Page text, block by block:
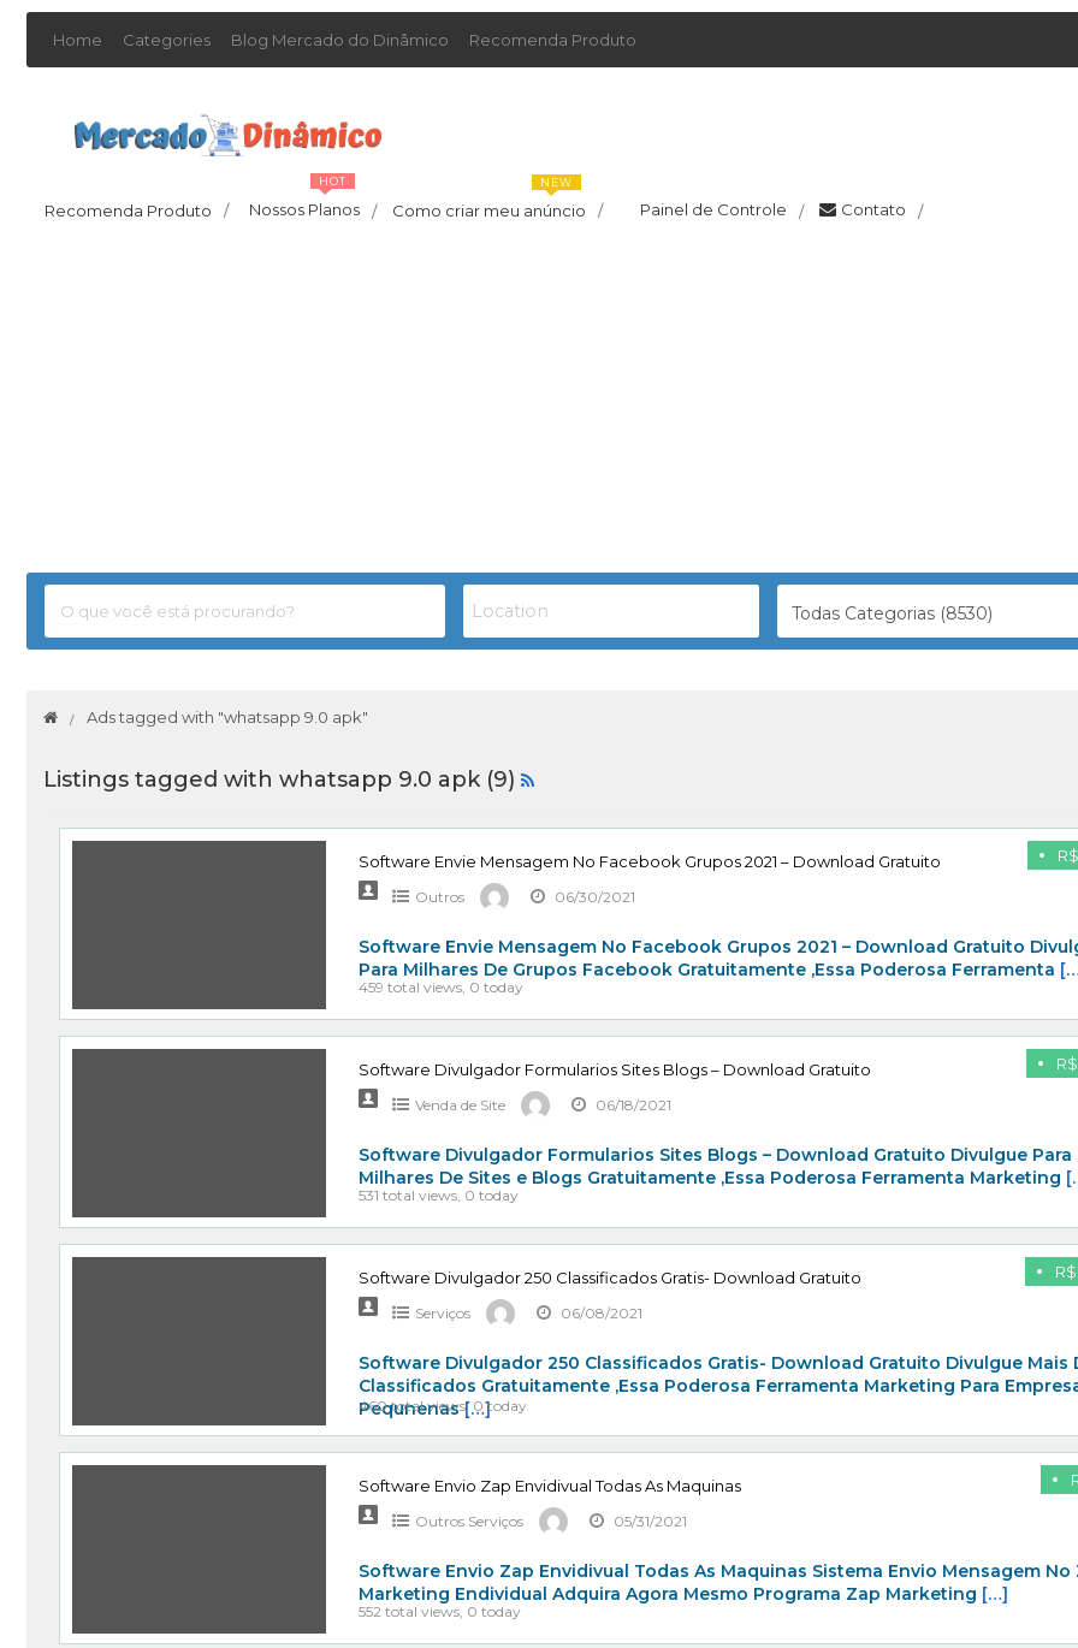
Home Categories Blog Mercado do Dinâmico Recomenda Produto
Recomenda Produto / Nossos Planos /
HOT
Como criar meu anúncio /
NEW
Painel de Controle / Contato /
Todas Categorias (8530)
Ads tagged with "whatsapp 9.0 apk"
Listings tagged with whatsapp 9.0 apk (9)
Software Envie Mensagem No Facebook Grupos 2021 – Download Gratuito
Outros 06/30/2021
Software Envie Mensagem No Facebook Grupos 2021 – Download Gratuito
Para Milhares De Grupos Facebook Gratuitamente ,Essa Poderosa Ferramenta
459 total views, 0 today
Software Divulgador Formularios Sites Blogs – Download Gratuito
Venda de Site 06/18/2021
Software Divulgador Formularios Sites Blogs – Download Gratuito Divulgue Para
Milhares De Sites e Blogs Gratuitamente ,Essa Poderosa Ferramenta Marketing
531 total views, 0 today
Software Divulgador 250 Classificados Gratis- Download Gratuito
Serviços 06/08/2021
Software Divulgador 250 Classificados Gratis- Download Gratuito Divulgue Mais
Classificados Gratuitamente ,Essa Poderosa Ferramenta Marketing Para
Pequnenas[…]
460 total views, 0 today
Software Envio Zap Envidivual Todas As Maquinas
Outros Serviços 05/31/2021
Software Envio Zap Envidivual Todas As Maquinas Sistema Envio Mensagem No
Marketing Endividual Adquira Agora Mesmo Programa Zap Marketing […]
552 total views, 0 today